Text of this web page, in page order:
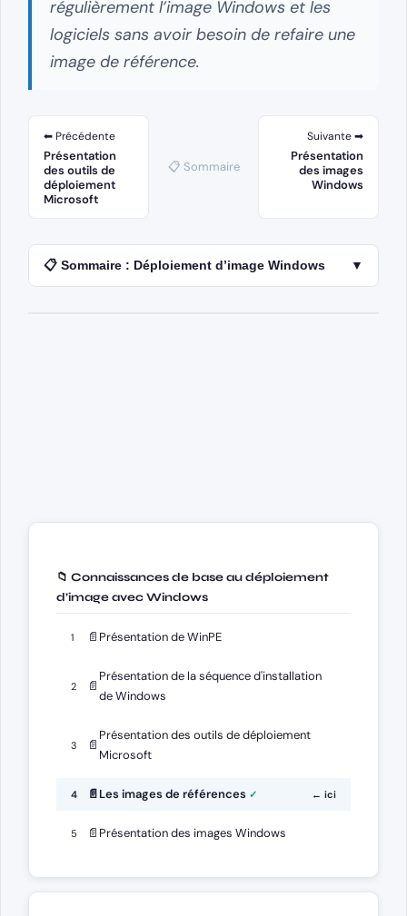
régulièrement l’image Windows et les
logiciels sans avoir besoin de refaire une
image de référence.
⬅ Précédente
Présentation
des outils de
déploiement
Microsoft
📋 Sommaire
Suivante ➡
Présentation
des images
Windows
📋 Sommaire : Déploiement d’image Windows ▼
📁 Connaissances de base au déploiement
d’image avec Windows
1 📄 Présentation de WinPE
2 📄
Présentation de la séquence d'installation
de Windows
3 📄
Présentation des outils de déploiement
Microsoft
4 📄Les images de références ← ici
5 📄 Présentation des images Windows